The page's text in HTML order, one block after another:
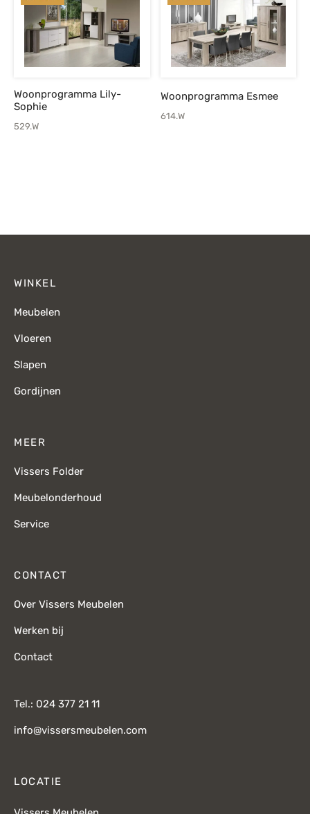
€415,-.
€235,-.
€479,-.
Woonprogramma Lily-
Sophie
529.W
Woonprogramma Esmee
614.W
WINKEL
Meubelen
Vloeren
Slapen
Gordijnen
MEER
Vissers Folder
Meubelonderhoud
Service
CONTACT
Over Vissers Meubelen
Werken bij
Contact
Tel.: 024 377 21 11
info@vissersmeubelen.com
LOCATIE